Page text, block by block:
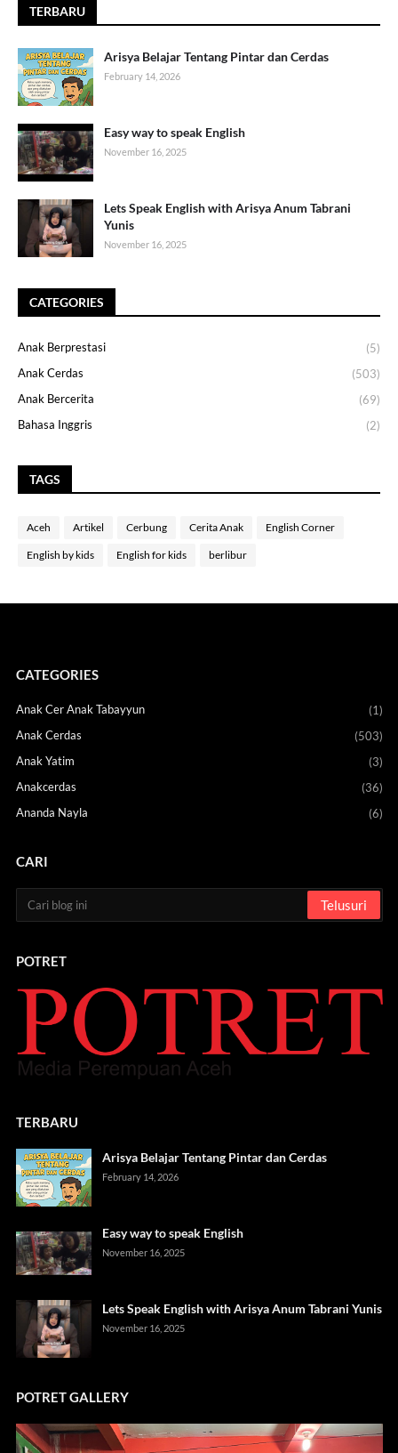
TERBARU
Arisya Belajar Tentang Pintar dan Cerdas
February 14, 2026
Easy way to speak English
November 16, 2025
Lets Speak English with Arisya Anum Tabrani
Yunis
November 16, 2025
CATEGORIES
Anak Berprestasi
(5)
Anak Cerdas
(503)
Anak Bercerita
(69)
Bahasa Inggris
(2)
TAGS
Aceh Artikel Cerbung Cerita Anak English Corner
English by kids English for kids berlibur
CATEGORIES
Anak Cer Anak Tabayyun
(1)
Anak Cerdas
(503)
Anak Yatim
(3)
Anakcerdas
(36)
Ananda Nayla
(6)
CARI
POTRET
TERBARU
Arisya Belajar Tentang Pintar dan Cerdas
February 14, 2026
Easy way to speak English
November 16, 2025
Lets Speak English with Arisya Anum Tabrani Yunis
November 16, 2025
POTRET GALLERY